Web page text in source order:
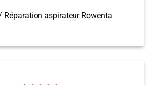
/ Réparation aspirateur Rowenta